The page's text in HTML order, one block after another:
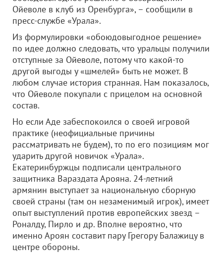
Ойеволе в клуб из Оренбурга», – сообщили в
пресс-службе «Урала».
Из формулировки «обоюдовыгодное решение»
по идее должно следовать, что уральцы получили
отступные за Ойеволе, потому что какой-то
другой выгоды у «шмелей» быть не может. В
любом случае история странная. Нам показалось,
что Ойеволе покупали с прицелом на основной
состав.
Но если Аде забеспокоился о своей игровой
практике (неофициальные причины
рассматривать не будем), то по его позициям мог
ударить другой новичок «Урала».
Екатеринбуржцы подписали центрального
защитника Вараздата Арояна. 24-летний
армянин выступает за национальную сборную
своей страны (там он незаменимый игрок), имеет
опыт выступлений против европейских звезд –
Роналду, Пирло и др. Вполне вероятно, что
именно Ароян составит пару Грегору Балажицу в
центре обороны.